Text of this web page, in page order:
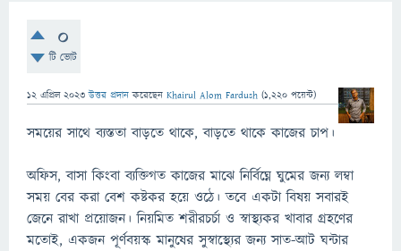
0
টি ভোট
12 এপ্রিল 2023 উত্তর প্রদান করেছেন Khairul Alom Fardush (1,220 পয়েন্ট)
সময়ের সাথে ব্যস্ততা বাড়তে থাকে, বাড়তে থাকে কাজের চাপ।
অফিস, বাসা কিংবা ব্যক্তিগত কাজের মাঝে নির্বিঘ্নে ঘুমের জন্য লম্বা
সময় বের করা বেশ কষ্টকর হয়ে ওঠে। তবে একটা বিষয় সবারই
জেনে রাখা প্রয়োজন। নিয়মিত শরীরচর্চা ও স্বাস্থ্যকর খাবার গ্রহণের
মতোই, একজন পূর্ণবয়স্ক মানুষের সুস্বাস্থ্যের জন্য সাত-আট ঘন্টার